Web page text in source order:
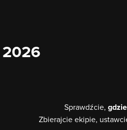
Sprawdźcie,
Zbierajcie ekipie,